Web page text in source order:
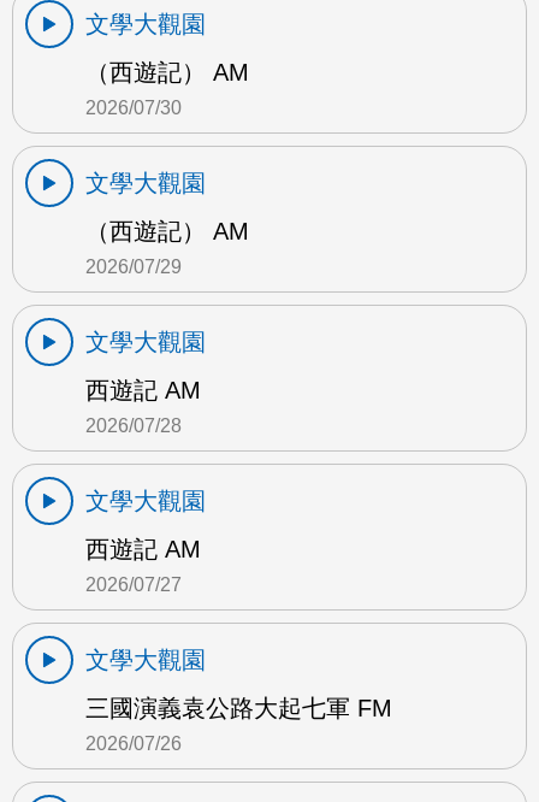
文學大觀園
（西遊記） AM
2026/07/30
文學大觀園
（西遊記） AM
2026/07/29
文學大觀園
西遊記 AM
2026/07/28
文學大觀園
西遊記 AM
2026/07/27
文學大觀園
三國演義袁公路大起七軍 FM
2026/07/26